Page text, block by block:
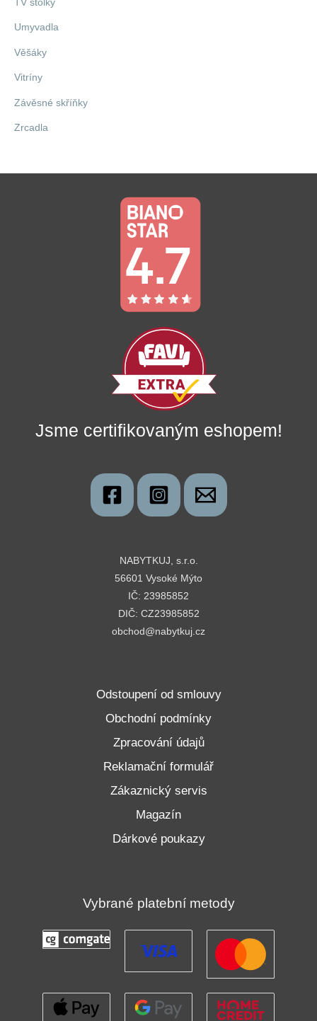
Umyvadla
Věšáky
Vitríny
Závěsné skříňky
Zrcadla
Jsme certifikovaným eshopem!
NABYTKUJ, s.r.o.
56601 Vysoké Mýto
IČ: 23985852
DIČ: CZ23985852
obchod@nabytkuj.cz
Odstoupení od smlouvy
Obchodní podmínky
Zpracování údajů
Reklamační formulář
Zákaznický servis
Magazín
Dárkové poukazy
Vybrané platební metody